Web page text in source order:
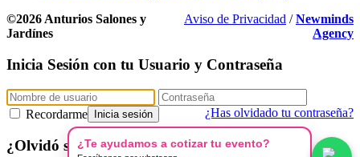
©2026 Anturios Salones y
Jardínes
Aviso de Privacidad /Newminds
Agency
Inicia Sesión con tu Usuario y Contraseña
Inicia sesión
Recordarme ¿Has olvidado tu contraseña?
¿Olvidó sus datos?¿Te ayudamos a cotizar tu evento?